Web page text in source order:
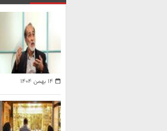
۱۴ بهمن ۱۴۰۴